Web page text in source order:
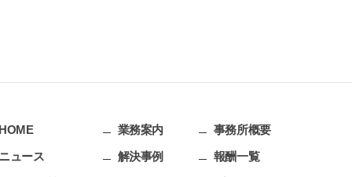
ュース
業務案内
解決事例
事務所概要
報酬一覧